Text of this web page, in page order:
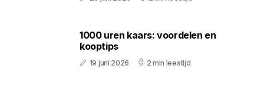
1000 uren kaars: voordelen en
kooptips
19 juni 2026 2 min leestijd